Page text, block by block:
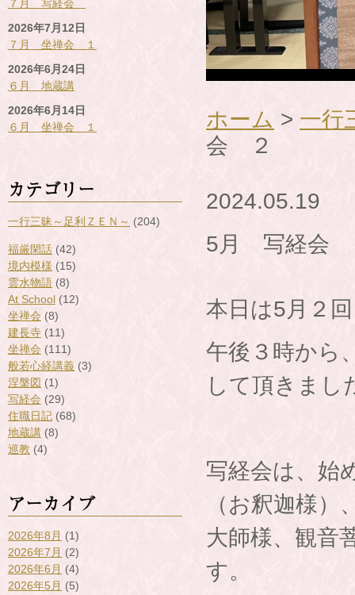
７月 写経会
７月 坐禅会 １
2026年7月12日
６月 地蔵講
2026年6月24日
６月 坐禅会 １
2026年6月14日
カテゴリー
一行三昧～足利ＺＥＮ～ (204)
福厳閑話 (42)
境内模様 (15)
雲水物語 (8)
At School (12)
坐禅会 (8)
建長寺 (11)
坐禅会 (111)
般若心経講義 (3)
涅槃図 (1)
写経会 (29)
住職日記 (68)
地蔵講 (8)
巡教 (4)
アーカイブ
2026年8月 (1)
2026年7月 (2)
2026年6月 (4)
2026年5月 (5)
ホーム > 一行
会 ２
2024.05.19
5月 写経会
本日は5月２
午後３時から
して頂きまし
写経会は、始
（お釈迦様
大師様、観音
す。